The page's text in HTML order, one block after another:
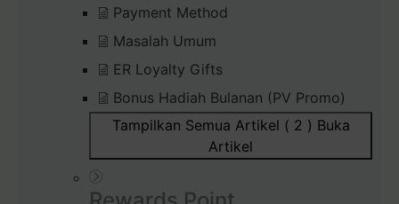
Payment Method
Masalah Umum
ER Loyalty Gifts
Bonus Hadiah Bulanan (PV Promo)
Tampilkan Semua Artikel ( 2 ) Buka
Artikel